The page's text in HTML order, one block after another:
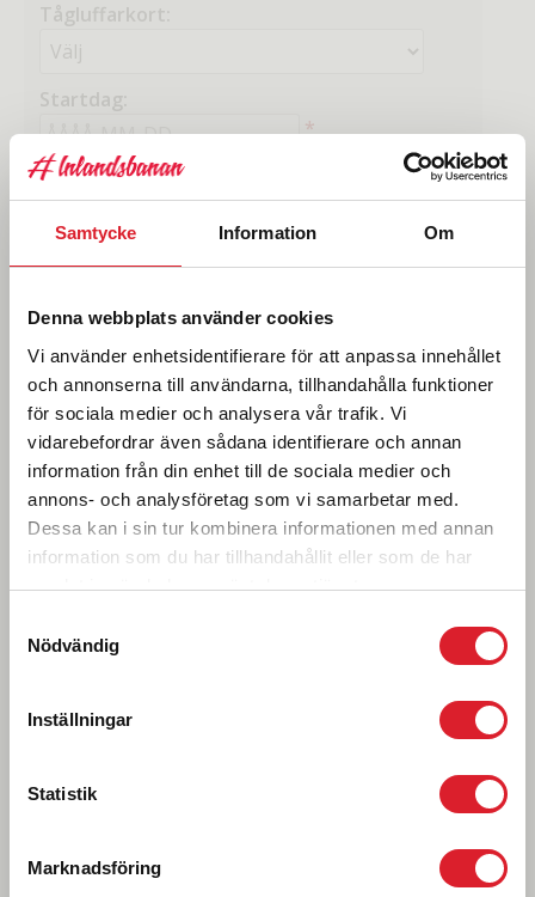
Samtycke Information Om
Denna webbplats använder cookies
Vi använder enhetsidentifierare för att anpassa innehållet
och annonserna till användarna, tillhandahålla funktioner
för sociala medier och analysera vår trafik. Vi
vidarebefordrar även sådana identifierare och annan
information från din enhet till de sociala medier och
annons- och analysföretag som vi samarbetar med.
Dessa kan i sin tur kombinera informationen med annan
information som du har tillhandahållit eller som de har
samlat in när du har använt deras tjänster.
Nödvändig
Inställningar
Statistik
Marknadsföring
Tågluffarkort:
Startdag:
*
Kom ihåg att komplettera din biljett med
platsreservation, det är det enda sättet att vara
garanterad att få en sittplats på tåget. All övrigt resande
sker i mån av plats.
Boka din platsreservation här >>
Notera! Innan du köper ditt Inlandsbanekort kolla gärna